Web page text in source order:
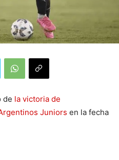
de la victoria de
Juniors en la fecha